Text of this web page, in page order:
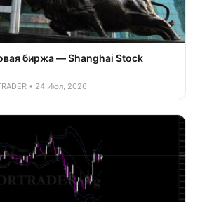
биржа — Shanghai Stock
• 24 Июл, 2026